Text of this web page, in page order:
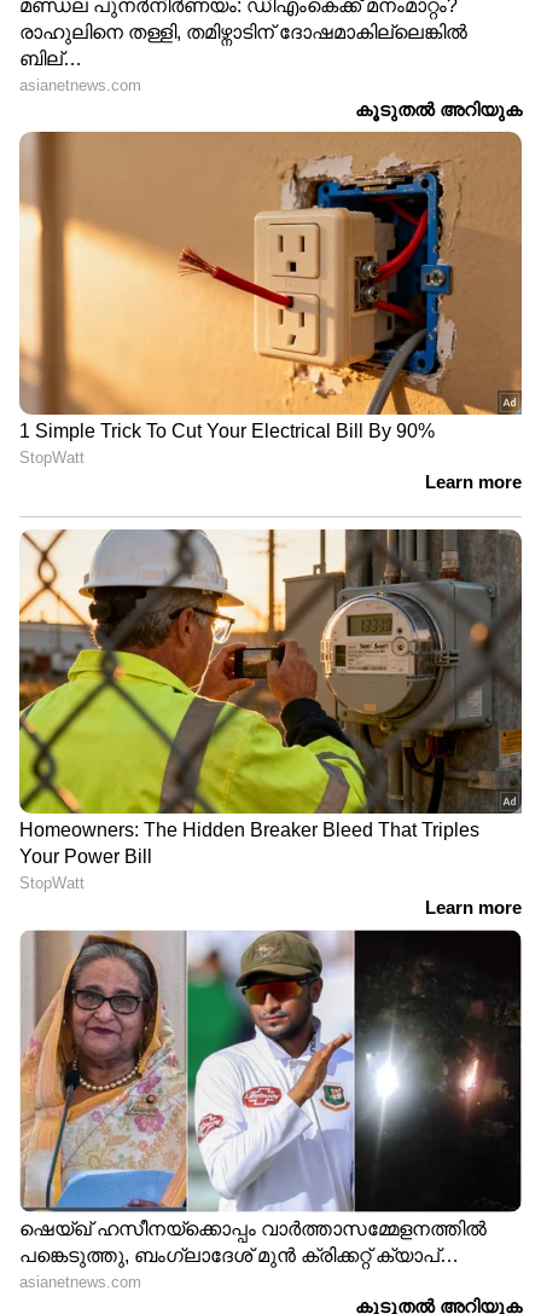
DOWNLOAD APP
RECOMMENDED STORIES
ശരീരഭാരം കുറയ്ക്കാൻ
സഹായിക്കുന്ന ആറ്
പാനീയങ്ങൾ
മുടി വളർച്ച വേ​
ഗത്തിലാക്കുന്നതിന്
സഹായിക്കുന്ന മുട്ട
കൊണ്ടുള്ള ഹെയർ
കിഡ്‌നി സ്റ്റോൺ
പിടിപെടാതിരിക്കാൻ
ശ്രദ്ധിക്കേണ്ട 6 കാര്യങ്ങൾ
കാലുകളിലെ രക്തയോട്ടം
മെച്ചപ്പെടുത്തുന്നതിനുള്ള
അഞ്ച് വ്യായാമങ്ങൾ